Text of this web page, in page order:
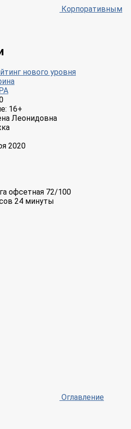
Корпоративным
нового уровня
16+
Леонидовна
2020
офсетная 72/100
24 минуты
Оглавление